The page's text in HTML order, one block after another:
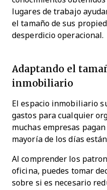
lugares de trabajo
el tamaño de sus
desperdicio operacional.
Adaptando el
inmobiliario
El espacio inmobiliario
gastos para cualquier
muchas empresas
mayoría de los días
Al comprender los
oficina, puedes tomar
sobre si es necesario